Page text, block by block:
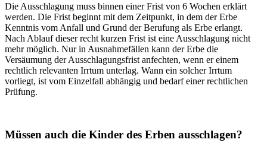
Die Ausschlagung muss binnen einer Frist von 6 Wochen erklärt
werden. Die Frist beginnt mit dem Zeitpunkt, in dem der Erbe
Kenntnis vom Anfall und Grund der Berufung als Erbe erlangt.
Nach Ablauf dieser recht kurzen Frist ist eine Ausschlagung nicht
mehr möglich. Nur in Ausnahmefällen kann der Erbe die
Versäumung der Ausschlagungsfrist anfechten, wenn er einem
rechtlich relevanten Irrtum unterlag. Wann ein solcher Irrtum
vorliegt, ist vom Einzelfall abhängig und bedarf einer rechtlichen
Prüfung.
Müssen auch die Kinder des Erben ausschlagen?